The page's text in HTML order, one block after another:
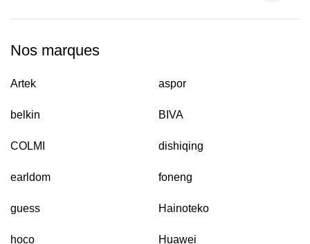
Nos marques
Artek aspor
belkin BIVA
COLMI dishiqing
earldom foneng
guess Hainoteko
hoco Huawei